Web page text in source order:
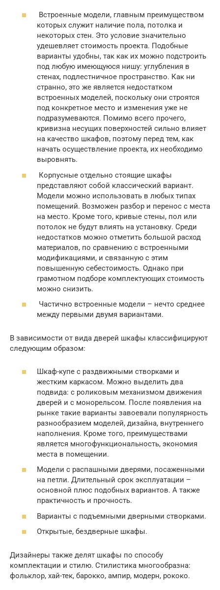
Встроенные модели, главным преимуществом
которых служит наличие пола, потолка и
некоторых стен. Это условие значительно
удешевляет стоимость проекта. Подобные
варианты удобны, так как их можно подстроить
под любую имеющуюся нишу: углубления в
стенах, подлестничное пространство. Как ни
странно, это же является недостатком
встроенных моделей, поскольку они строятся
под конкретное место и изменения уже не
подразумеваются. Помимо всего прочего,
кривизна несущих поверхностей сильно влияет
на качество шкафов, поэтому перед тем, как
начать осуществление проекта, их необходимо
выровнять.
Корпусные отдельно стоящие шкафы
представляют собой классический вариант.
Модели можно использовать в любых типах
помещений. Возможен разбор и перенос с места
на место. Кроме того, кривые стены, пол или
потолок не будут влиять на установку. Среди
недостатков можно отметить большой расход
материалов, по сравнению с встроенными
модификациями, и связанную с этим
повышенную себестоимость. Однако при
грамотном подборе комплектующих стоимость
можно снизить.
Частично встроенные модели – нечто среднее
между первыми двумя вариантами.
В зависимости от вида дверей шкафы классифицируют
следующим образом:
Шкаф-купе с раздвижными створками и
жестким каркасом. Можно выделить два
подвида: с роликовым механизмом движения
дверей и с монорельсом. После появления на
рынке такие варианты завоевали популярность
разнообразием моделей, дизайна, внутреннего
наполнения. Кроме того, преимуществами
является многофункциональность, экономия
места в помещении.
Модели с распашными дверями, посаженными
на петли. Длительный срок эксплуатации –
основной плюс подобных вариантов. А также
практичность и прочность.
Варианты с подъемными дверными створками.
Открытые, бездверные шкафы.
Дизайнеры также делят шкафы по способу
комплектации и стилю. Стилистика многообразна:
фольклор, хай-тек, барокко, ампир, модерн, рококо.